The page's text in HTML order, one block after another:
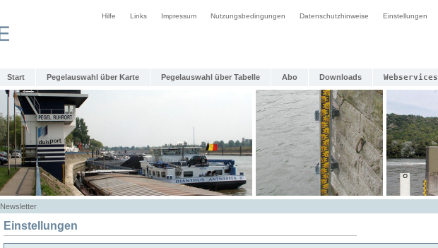
Hilfe Links Impressum Nutzungsbedingungen Datenschutzhinweise Einstellungen
Start Pegelauswahl über Karte Pegelauswahl über Tabelle Abo Downloads Webservices
Newsletter
Einstellungen